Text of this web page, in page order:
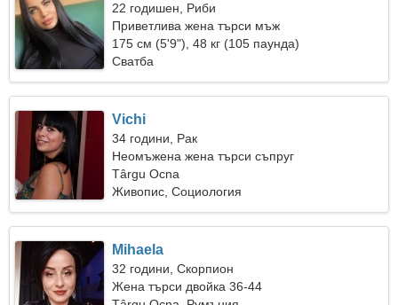
22 годишен, Риби
Приветлива жена търси мъж
175 см (5'9"), 48 кг (105 паунда)
Сватба
Vichi
34 години, Рак
Неомъжена жена търси съпруг
Târgu Ocna
Живопис, Социология
Mihaela
32 години, Скорпион
Жена търси двойка 36-44